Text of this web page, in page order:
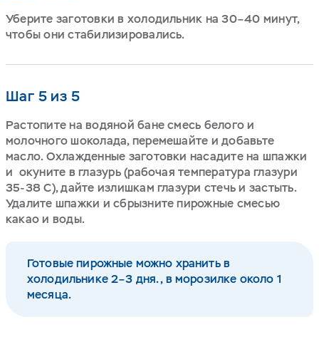
Уберите заготовки в холодильник на 30–40 минут,
чтобы они стабилизировались.
Шаг 5 из 5
Растопите на водяной бане смесь белого и
молочного шоколада, перемешайте и добавьте
масло. Охлажденные заготовки насадите на шпажки
и окуните в глазурь (рабочая температура глазури
35-38 С), дайте излишкам глазури стечь и застыть.
Удалите шпажки и сбрызните пирожные смесью
какао и воды.
Готовые пирожные можно хранить в
холодильнике 2–3 дня., в морозилке около 1
месяца.